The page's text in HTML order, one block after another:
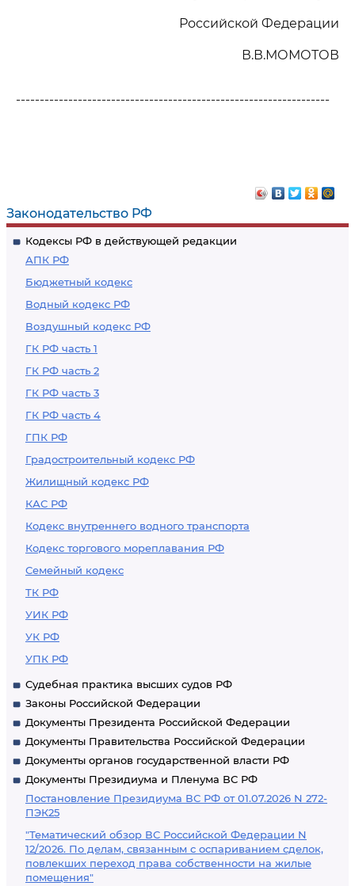
Законодательство РФ
Кодексы РФ в действующей редакции
АПК РФ
Бюджетный кодекс
Водный кодекс РФ
Воздушный кодекс РФ
ГК РФ часть 1
ГК РФ часть 2
ГК РФ часть 3
ГК РФ часть 4
ГПК РФ
Градостроительный кодекс РФ
Жилищный кодекс РФ
КАС РФ
Кодекс внутреннего водного транспорта
Кодекс торгового мореплавания РФ
Семейный кодекс
ТК РФ
УИК РФ
УК РФ
УПК РФ
Судебная практика высших судов РФ
Законы Российской Федерации
Документы Президента Российской Федерации
Документы Правительства Российской Федерации
Документы органов государственной власти РФ
Документы Президиума и Пленума ВС РФ
Постановление Президиума ВС РФ от 01.07.2026 N 272-
ПЭК25
"Тематический обзор ВС Российской Федерации N
12/2026. По делам, связанным с оспариванием сделок,
повлекших переход права собственности на жилые
помещения"
Российской Федерации
В.В.МОМОТОВ
------------------------------------------------------------------